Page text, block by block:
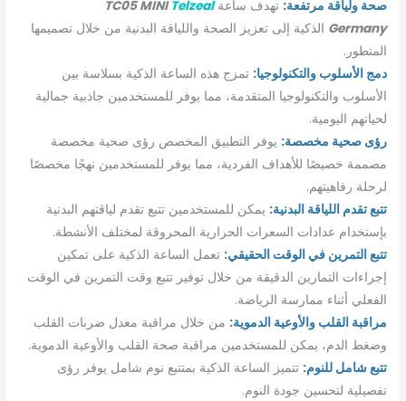
صحة ولياقة مرتفعة: تهدف ساعة TC05 MINITelzeal
Germany الذكية إلى تعزيز الصحة واللياقة البدنية من خلال تصميمها
المتطور.
دمج الأسلوب والتكنولوجيا: تمزج هذه الساعة الذكية بسلاسة بين
الأسلوب والتكنولوجيا المتقدمة، مما يوفر للمستخدمين جاذبية جمالية
لحياتهم اليومية.
رؤى صحية مخصصة: يوفر التطبيق المخصص رؤى صحية مخصصة
مصممة خصيصًا للأهداف الفردية، مما يوفر للمستخدمين نهجًا مخصصًا
لرحلة رفاهيتهم.
تتبع تقدم اللياقة البدنية: يمكن للمستخدمين تتبع تقدم لياقتهم البدنية
بإستخدام عدادات السعرات الحرارية المحروقة لمختلف الأنشطة.
تتبع التمرين في الوقت الحقيقي: تعمل الساعة الذكية على تمكين
إجراءات التمارين الدقيقة من خلال توفير تتبع وقت التمرين في الوقت
الفعلي أثناء ممارسة الرياضة.
مراقبة القلب والأوعية الدموية: من خلال مراقبة معدل ضربات القلب
وضغط الدم، يمكن للمستخدمين مراقبة صحة القلب والأوعية الدموية.
تتبع شامل للنوم: تتميز الساعة الذكية بمتتبع نوم شامل يوفر رؤى
تفصيلية لتحسين جودة النوم.